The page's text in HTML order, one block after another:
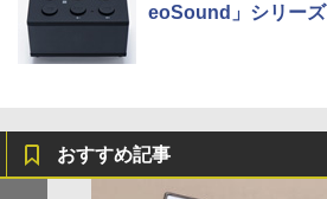
eoSound」シリーズ
おすすめ記事